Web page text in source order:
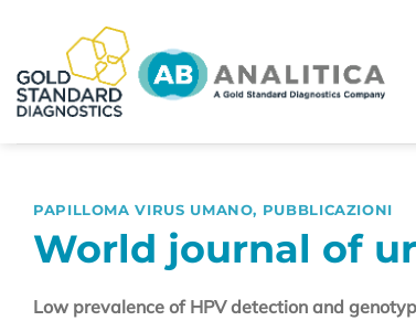
contenuti
PAPILLOMA VIRUS UMANO, PUBBLICAZIONI
World journal of
Low prevalence of HPV detection and